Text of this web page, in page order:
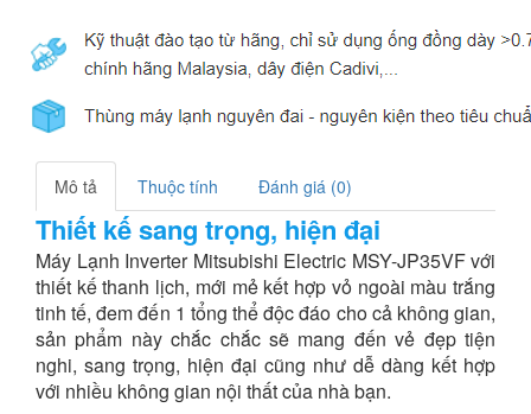
Mô tả Thuộc tính Đánh giá (0)
Thiết kế sang trọng, hiện đại
Máy Lạnh Inverter Mitsubishi Electric MSY-JP35VF với
thiết kế thanh lịch, mới mẻ kết hợp vỏ ngoài màu trắng
tinh tế, đem đến 1 tổng thể độc đáo cho cả không gian,
sản phẩm này chắc chắc sẽ mang đến vẻ đẹp tiện
nghi, sang trọng, hiện đại cũng như dễ dàng kết hợp
với nhiều không gian nội thất của nhà bạn.